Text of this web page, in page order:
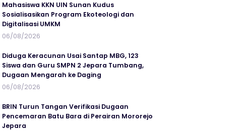
Mahasiswa KKN UIN Sunan Kudus
Sosialisasikan Program Ekoteologi dan
Digitalisasi UMKM
06/08/2026
Diduga Keracunan Usai Santap MBG, 123
Siswa dan Guru SMPN 2 Jepara Tumbang,
Dugaan Mengarah ke Daging
06/08/2026
BRIN Turun Tangan Verifikasi Dugaan
Pencemaran Batu Bara di Perairan Mororejo
Jepara